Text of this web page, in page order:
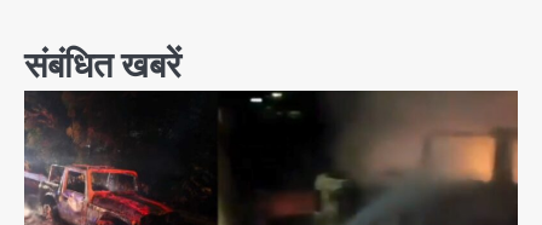
संबंधित खबरें